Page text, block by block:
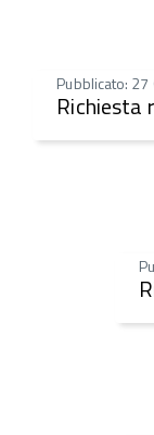
Pubblicato:
Richiesta